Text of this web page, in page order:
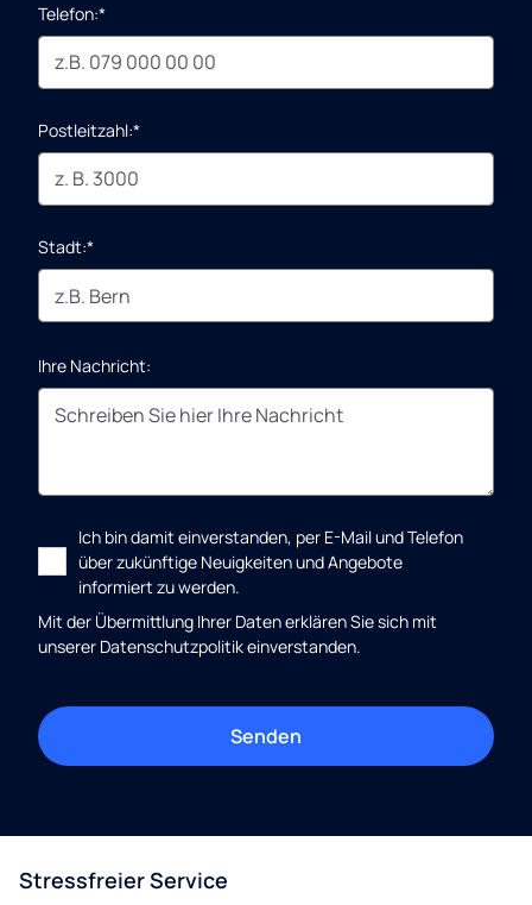
Stressfreier Service
Telefon:*
Postleitzahl:*
Stadt:*
Ihre Nachricht:
Ich bin damit einverstanden, per E-Mail und Telefon
über zukünftige Neuigkeiten und Angebote
informiert zu werden.
Mit der Übermittlung Ihrer Daten erklären Sie sich mit
unserer Datenschutzpolitik einverstanden.